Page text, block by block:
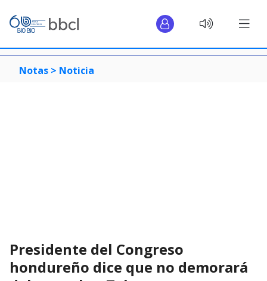
Notas > Noticia
Presidente del Congreso
hondureño dice que no demorará